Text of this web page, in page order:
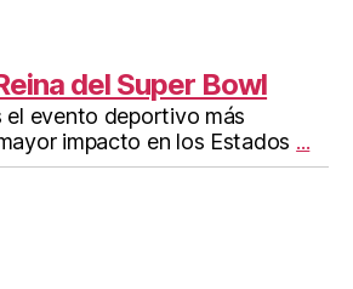
del Super Bowl
el evento deportivo más
impacto en los Estados ...